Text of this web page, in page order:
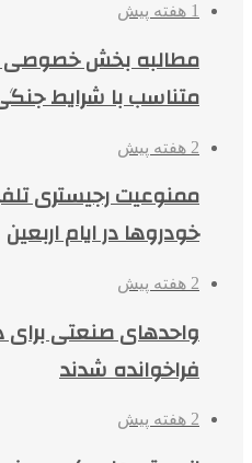
1 هفته پیش
مطالبه بخش خصوصی
متناسب با شرایط
2 هفته پیش
ممنوعیت رجیستری
خودروها در ایام اربعین
2 هفته پیش
واحدهای صنعتی برای
فراخوانده شدند
2 هفته پیش